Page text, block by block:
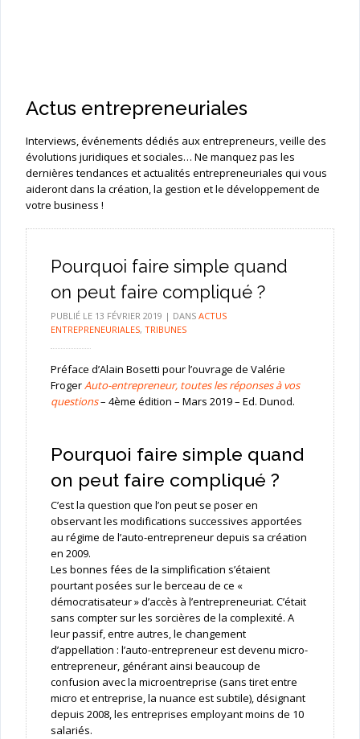
Actus entrepreneuriales
Interviews, événements dédiés aux entrepreneurs, veille des
évolutions juridiques et sociales… Ne manquez pas les
dernières tendances et actualités entrepreneuriales qui vous
aideront dans la création, la gestion et le développement de
votre business !
Pourquoi faire simple quand
on peut faire compliqué ?
PUBLIÉ LE 13 FÉVRIER 2019 | DANS ACTUS
ENTREPRENEURIALES, TRIBUNES
Préface d’Alain Bosetti pour l’ouvrage de Valérie
FrogerAuto-entrepreneur, toutes les réponses à vos
questions– 4ème édition – Mars 2019 – Ed. Dunod.
Pourquoi faire simple quand
on peut faire compliqué ?
C’est la question que l’on peut se poser en
observant les modifications successives apportées
au régime de l’auto-entrepreneur depuis sa création
en 2009.
Les bonnes fées de la simplification s’étaient
pourtant posées sur le berceau de ce «
démocratisateur » d’accès à l’entrepreneuriat. C’était
sans compter sur les sorcières de la complexité. A
leur passif, entre autres, le changement
d’appellation : l’auto-entrepreneur est devenu micro-
entrepreneur, générant ainsi beaucoup de
confusion avec la microentreprise (sans tiret entre
micro et entreprise, la nuance est subtile), désignant
depuis 2008, les entreprises employant moins de 10
salariés.